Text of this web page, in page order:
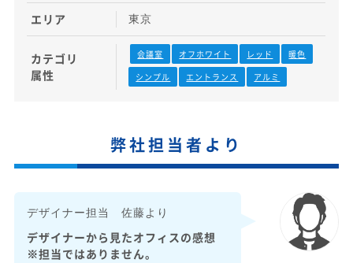
エリア 東京
カテゴリ
属性
会議室 オフホワイト レッド
暖色
シンプル
エントランス アルミ
弊社担当者より
デザイナー担当 佐藤より
デザイナーから見たオフィスの感想
※担当ではありません。